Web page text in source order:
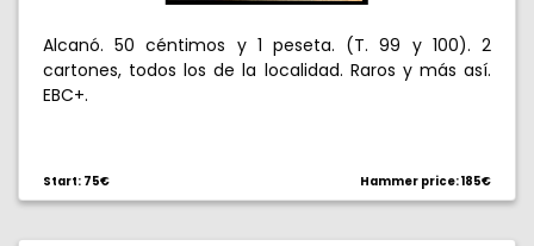
Alcanó. 50 céntimos y 1 peseta. (T. 99 y 100). 2
cartones, todos los de la localidad. Raros y más así.
EBC+.
Start: 75€ Hammer price: 185€